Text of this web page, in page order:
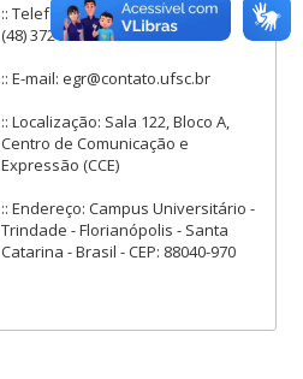
:: Telefones: (48) 3721-9285 ou
(48) 3721-6504
:: E-mail: egr@contato.ufsc.br
:: Localização: Sala 122, Bloco A,
Centro de Comunicação e
Expressão (CCE)
:: Endereço: Campus Universitário -
Trindade - Florianópolis - Santa
Catarina - Brasil - CEP: 88040-970